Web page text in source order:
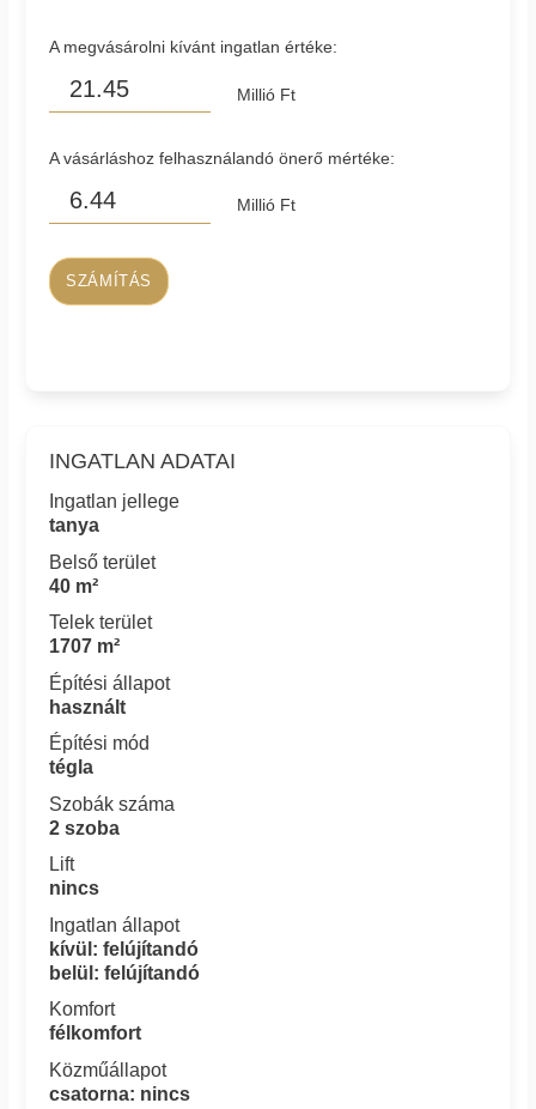
A megvásárolni kívánt ingatlan értéke:
Millió Ft
A vásárláshoz felhasználandó önerő mértéke:
Millió Ft
SZÁMÍTÁS
INGATLAN ADATAI
Ingatlan jellege
tanya
Belső terület
40 m²
Telek terület
1707 m²
Építési állapot
használt
Építési mód
tégla
Szobák száma
2 szoba
Lift
nincs
Ingatlan állapot
kívül: felújítandó
belül: felújítandó
Komfort
félkomfort
Közműállapot
csatorna: nincs